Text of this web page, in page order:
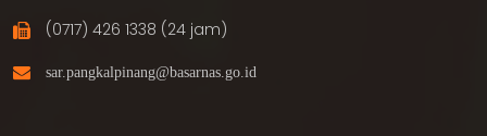
(0717) 426 1338 (24 jam)